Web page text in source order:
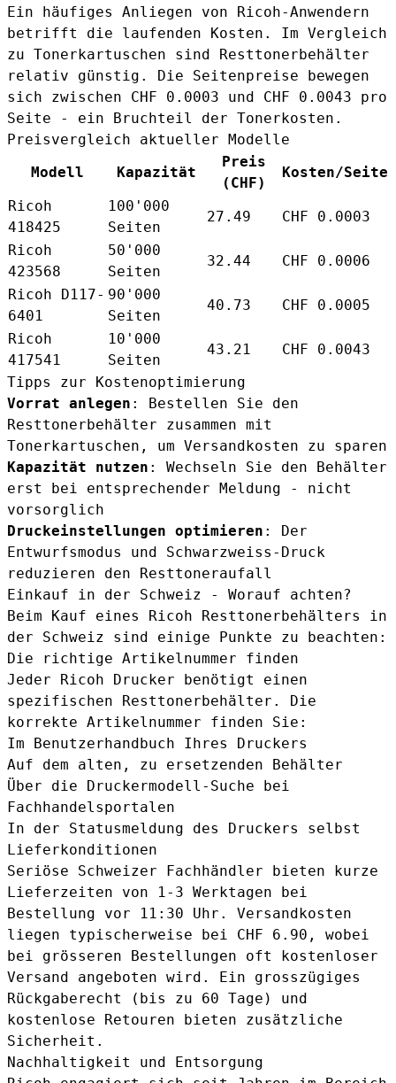
Ein häufiges Anliegen von Ricoh-Anwendern
betrifft die laufenden Kosten. Im Vergleich
zu Tonerkartuschen sind Resttonerbehälter
relativ günstig. Die Seitenpreise bewegen
sich zwischen CHF 0.0003 und CHF 0.0043 pro
Seite - ein Bruchteil der Tonerkosten.
Preisvergleich aktueller Modelle
Modell
Kapazität
Preis
(CHF)
Kosten/Seite
Ricoh
418425
100'000
Seiten
27.49
CHF 0.0003
Ricoh
423568
50'000
Seiten
32.44
CHF 0.0006
Ricoh D117-
6401
90'000
Seiten
40.73
CHF 0.0005
Ricoh
417541
10'000
Seiten
43.21
CHF 0.0043
Tipps zur Kostenoptimierung
Vorrat anlegen : Bestellen Sie den
Resttonerbehälter zusammen mit
Tonerkartuschen, um Versandkosten zu sparen
Kapazität nutzen : Wechseln Sie den Behälter
erst bei entsprechender Meldung - nicht
vorsorglich
Druckeinstellungen optimieren : Der
Entwurfsmodus und Schwarzweiss-Druck
reduzieren den Resttoneraufall
Einkauf in der Schweiz - Worauf achten?
Beim Kauf eines Ricoh Resttonerbehälters in
der Schweiz sind einige Punkte zu beachten:
Die richtige Artikelnummer finden
Jeder Ricoh Drucker benötigt einen
spezifischen Resttonerbehälter. Die
korrekte Artikelnummer finden Sie:
Im Benutzerhandbuch Ihres Druckers
Auf dem alten, zu ersetzenden Behälter
Über die Druckermodell-Suche bei
Fachhandelsportalen
In der Statusmeldung des Druckers selbst
Lieferkonditionen
Seriöse Schweizer Fachhändler bieten kurze
Lieferzeiten von 1-3 Werktagen bei
Bestellung vor 11:30 Uhr. Versandkosten
liegen typischerweise bei CHF 6.90, wobei
bei grösseren Bestellungen oft kostenloser
Versand angeboten wird. Ein grosszügiges
Rückgaberecht (bis zu 60 Tage) und
kostenlose Retouren bieten zusätzliche
Sicherheit.
Nachhaltigkeit und Entsorgung